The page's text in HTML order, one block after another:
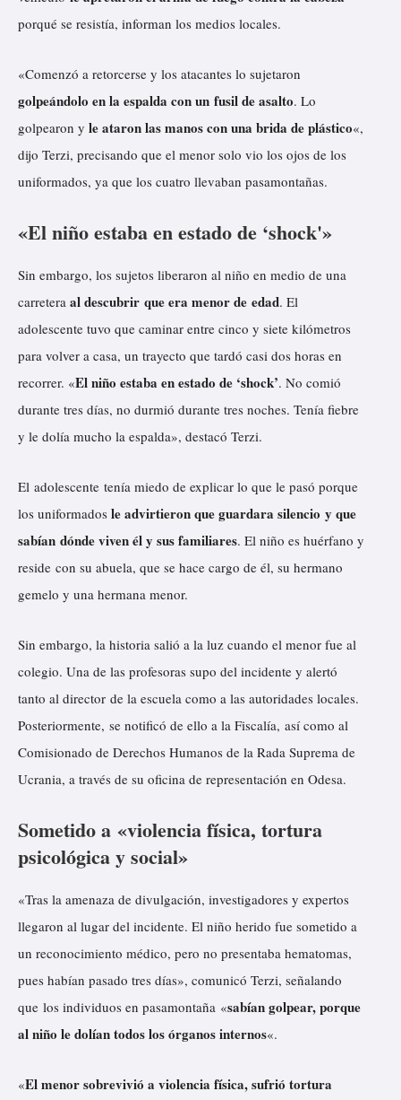
porqué se resistía, informan los medios locales.
«Comenzó a retorcerse y los atacantes lo sujetaron
golpeándolo en la espalda con un fusil de asalto. Lo
golpearon y le ataron las manos con una brida de plástico«,
dijo Terzi, precisando que el menor solo vio los ojos de los
uniformados, ya que los cuatro llevaban pasamontañas.
«El niño estaba en estado de ‘shock'»
Sin embargo, los sujetos liberaron al niño en medio de una
carretera al descubrir que era menor de edad. El
adolescente tuvo que caminar entre cinco y siete kilómetros
para volver a casa, un trayecto que tardó casi dos horas en
recorrer. «El niño estaba en estado de ‘shock’. No comió
durante tres días, no durmió durante tres noches. Tenía fiebre
y le dolía mucho la espalda», destacó Terzi.
El adolescente tenía miedo de explicar lo que le pasó porque
los uniformados le advirtieron que guardara silencio y que
sabían dónde viven él y sus familiares. El niño es huérfano y
reside con su abuela, que se hace cargo de él, su hermano
gemelo y una hermana menor.
Sin embargo, la historia salió a la luz cuando el menor fue al
colegio. Una de las profesoras supo del incidente y alertó
tanto al director de la escuela como a las autoridades locales.
Posteriormente, se notificó de ello a la Fiscalía, así como al
Comisionado de Derechos Humanos de la Rada Suprema de
Ucrania, a través de su oficina de representación en Odesa.
Sometido a «violencia física, tortura
psicológica y social»
«Tras la amenaza de divulgación, investigadores y expertos
llegaron al lugar del incidente. El niño herido fue sometido a
un reconocimiento médico, pero no presentaba hematomas,
pues habían pasado tres días», comunicó Terzi, señalando
que los individuos en pasamontaña «sabían golpear, porque
al niño le dolían todos los órganos internos«.
«El menor sobrevivió a violencia física, sufrió tortura